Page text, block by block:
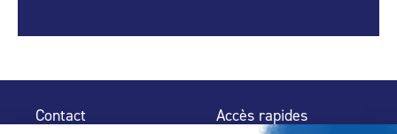
Contact Accès rapides